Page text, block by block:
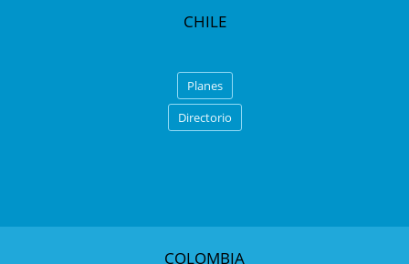
CHILE
Planes
Directorio
COLOMBIA